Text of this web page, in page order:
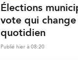
Élections
vote qui
quotidien
Publié hier à 08:20